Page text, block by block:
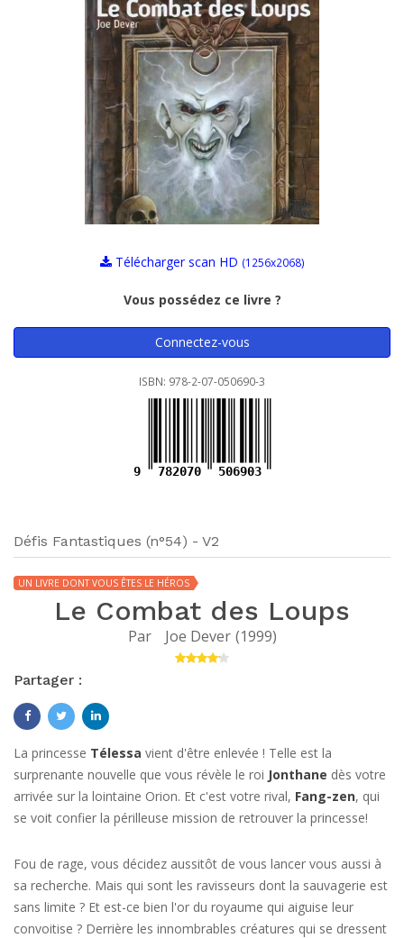
Télécharger scan HD (1256x2068)
Vous possédez ce livre ?
Connectez-vous
ISBN: 978-2-07-050690-3
9 782070 506903
Défis Fantastiques (n°54) - V2
UN LIVRE DONT VOUS ÊTES LE HÉROS
Le Combat des Loups
Par Joe Dever (1999)
Partager :
La princesse Télessa vient d'être enlevée ! Telle est la
surprenante nouvelle que vous révèle le roi Jonthane dès votre
arrivée sur la lointaine Orion. Et c'est votre rival, Fang-zen, qui
se voit confier la périlleuse mission de retrouver la princesse!
Fou de rage, vous décidez aussitôt de vous lancer vous aussi à
sa recherche. Mais qui sont les ravisseurs dont la sauvagerie est
sans limite ? Et est-ce bien l'or du royaume qui aiguise leur
convoitise ? Derrière les innombrables créatures qui se dressent